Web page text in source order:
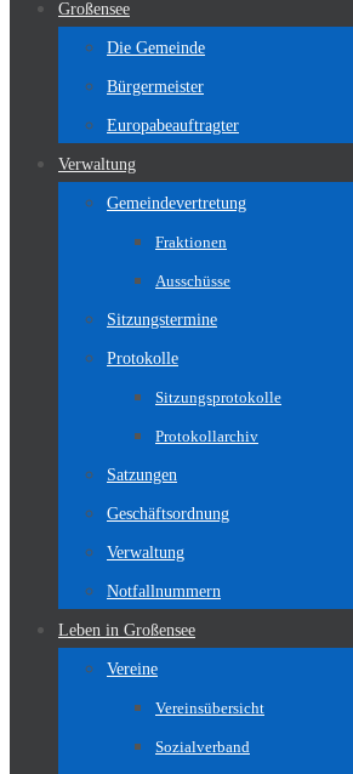
Großensee
Die Gemeinde
Bürgermeister
Europabeauftragter
Verwaltung
Gemeindevertretung
Fraktionen
Ausschüsse
Sitzungstermine
Protokolle
Sitzungsprotokolle
Protokollarchiv
Satzungen
Geschäftsordnung
Verwaltung
Notfallnummern
Leben in Großensee
Vereine
Vereinsübersicht
Sozialverband